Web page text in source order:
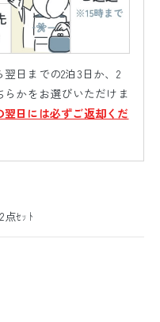
日までの2泊3日か、2
かをお選びいただけま
日には必ずご返却くだ
点ｾｯﾄ